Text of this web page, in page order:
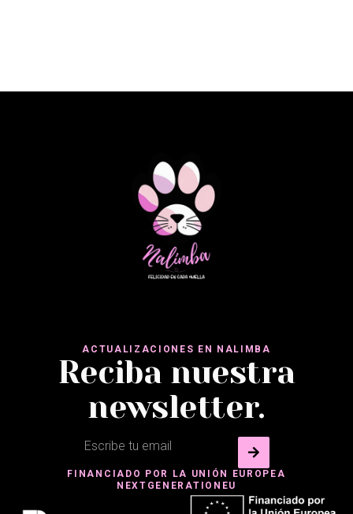
perros
ACTUALIZACIONES EN NALIMBA
Reciba nuestra
newsletter.
FINANCIADO POR LA UNIÓN EUROPEA
NEXTGENERATIONEU